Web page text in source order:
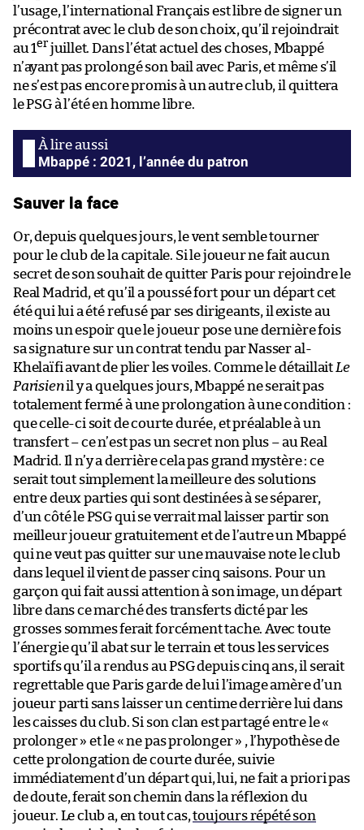
l’usage, l’international Français est libre de signer un
précontrat avec le club de son choix, qu’il rejoindrait
au 1er juillet. Dans l’état actuel des choses, Mbappé
n’ayant pas prolongé son bail avec Paris, et même s’il
ne s’est pas encore promis à un autre club, il quittera
le PSG à l’été en homme libre.
Mbappé : 2021, l’année du patron
Sauver la face
Or, depuis quelques jours, le vent semble tourner
pour le club de la capitale. Si le joueur ne fait aucun
secret de son souhait de quitter Paris pour rejoindre le
Real Madrid, et qu’il a poussé fort pour un départ cet
été qui lui a été refusé par ses dirigeants, il existe au
moins un espoir que le joueur pose une dernière fois
sa signature sur un contrat tendu par Nasser al-
Khelaïfi avant de plier les voiles. Comme le détaillait Le
Parisienil y a quelques jours, Mbappé ne serait pas
totalement fermé à une prolongation à une condition :
que celle-ci soit de courte durée, et préalable à un
transfert – ce n’est pas un secret non plus – au Real
Madrid. Il n’y a derrière cela pas grand mystère : ce
serait tout simplement la meilleure des solutions
entre deux parties qui sont destinées à se séparer,
d’un côté le PSG qui se verrait mal laisser partir son
meilleur joueur gratuitement et de l’autre un Mbappé
qui ne veut pas quitter sur une mauvaise note le club
dans lequel il vient de passer cinq saisons. Pour un
garçon qui fait aussi attention à son image, un départ
libre dans ce marché des transferts dicté par les
grosses sommes ferait forcément tache. Avec toute
l’énergie qu’il abat sur le terrain et tous les services
sportifs qu’il a rendus au PSG depuis cinq ans, il serait
regrettable que Paris garde de lui l’image amère d’un
joueur parti sans laisser un centime derrière lui dans
les caisses du club. Si son clan est partagé entre le «
prolonger » et le « ne pas prolonger » , l’hypothèse de
cette prolongation de courte durée, suivie
immédiatement d’un départ qui, lui, ne fait a priori pas
de doute, ferait son chemin dans la réflexion du
joueur. Le club a, en tout cas,toujours répété son